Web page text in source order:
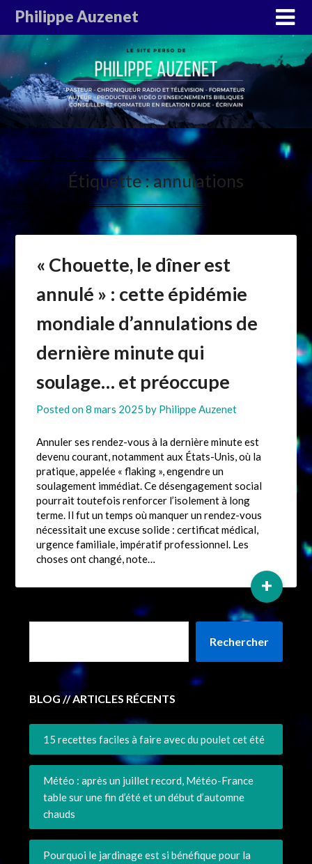
Philippe Auzenet
Étiquette :annulations
« Chouette, le dîner est
annulé » : cette épidémie
mondiale d’annulations de
dernière minute qui
soulage… et préoccupe
Posted on8 mars 2025 by Philippe Auzenet
Annuler ses rendez-vous à la dernière minute est
devenu courant, notamment aux États-Unis, où la
pratique, appelée « flaking », engendre un
soulagement immédiat. Ce désengagement social
pourrait toutefois renforcer l’isolement à long
terme. Il fut un temps où manquer un rendez-vous
nécessitait une excuse solide : certificat médical,
urgence familiale, impératif professionnel. Les
choses ont changé, note…
+
Rechercher
BLOG // ARTICLES RÉCENTS
15 recettes faciles à faire avec du poulet cet été
Météo : après un juillet record, Météo-France
table sur une fin d’été et un début d’automne
chauds
Pourquoi le jardinage est si bénéfique pour la